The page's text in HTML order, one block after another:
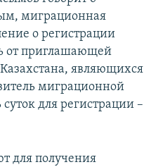
миграционная
о регистрации
от приглашающей
являющихся
миграционной
для регистрации –
для получения